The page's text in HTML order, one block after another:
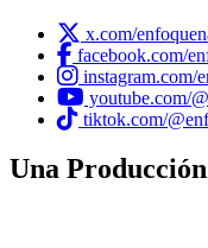
x.com/
facebook.com/
instagram.com/
youtube.com/
tiktok.com/
Una